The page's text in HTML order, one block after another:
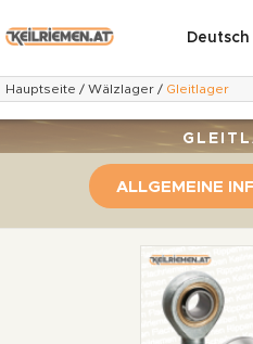
Deutsch
Hauptseite / Wälzlager / Gleitlager
ALLGEMEINE